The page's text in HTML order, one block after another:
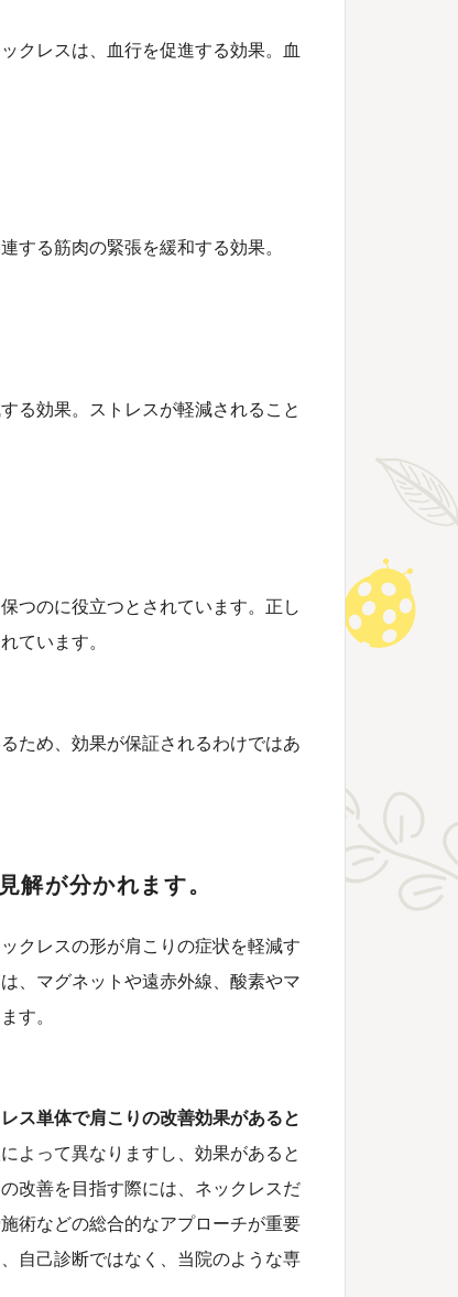
クレスは、血行を促進する効果。血
する筋肉の緊張を緩和する効果。
る効果。ストレスが軽減されること
つのに役立つとされています。正し
ています。
ため、効果が保証されるわけではあ
解が分かれます。
クレスの形が肩こりの症状を軽減す
、マグネットや遠赤外線、酸素やマ
す。
ス単体で肩こりの改善効果があると
よって異なりますし、効果があると
改善を目指す際には、ネックレスだ
術などの総合的なアプローチが重要
自己診断ではなく、当院のような専